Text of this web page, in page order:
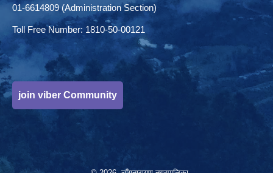
01-6614809 (Administration Section)
Toll Free Number: 1810-50-00121
join viber Community